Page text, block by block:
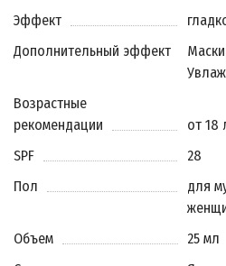
Эффект
Дополнительный эффект
Возрастные
рекомендации
от 18
SPF
28
Пол
для
Объем
25 мл